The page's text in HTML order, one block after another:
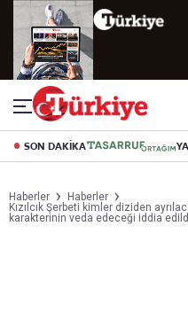
SON DAKİKA
Haberler
Haberler
Kızılcık Şerbeti kimler diziden
karakterinin veda edeceği iddia